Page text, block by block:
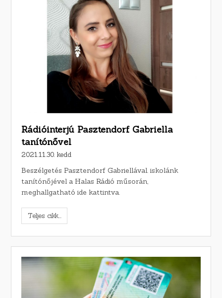
Rádióinterjú Pasztendorf Gabriella
tanítónővel
2021.11.30. kedd
Beszélgetés Pasztendorf Gabriellával. iskolánk
tanítónőjével a Halas Rádió műsorán,
meghallgatható ide kattintva.
Teljes cikk...